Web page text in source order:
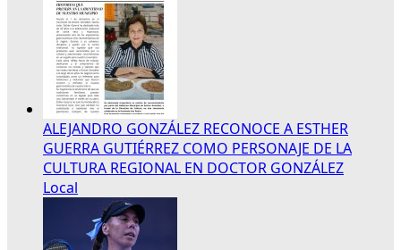
ALEJANDRO GONZÁLEZ RECONOCE A ESTHER
GUERRA GUTIÉRREZ COMO PERSONAJE DE LA
CULTURA REGIONAL EN DOCTOR GONZÁLEZ
Local